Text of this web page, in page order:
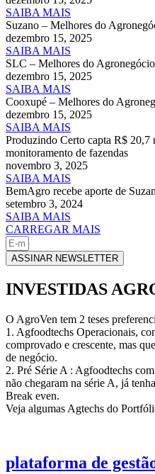
SAIBA MAIS
Suzano – Melhores do
dezembro 15, 2025
SAIBA MAIS
SLC – Melhores do
dezembro 15, 2025
SAIBA MAIS
Cooxupé – Melhores do
dezembro 15, 2025
SAIBA MAIS
Produzindo Certo capta R$ 20,7
monitoramento de fazendas
novembro 3, 2025
SAIBA MAIS
BemAgro recebe aporte de
setembro 3, 2024
SAIBA MAIS
CARREGAR MAIS
ASSINAR NEWSLETTER
INVESTIDAS
O AgroVen tem 2 teses
1. Agfoodtechs Operacionais,
comprovado e crescente, mas
de negócio.
2. Pré Série A : Agfoodtechs
não chegaram na série A, já
Break even.
Veja algumas Agtechs do
plataforma de